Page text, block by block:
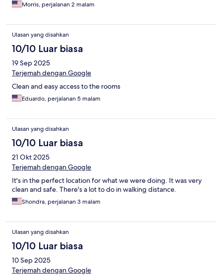
Morris, perjalanan 2 malam
Ulasan yang disahkan
10/10 Luar biasa
19 Sep 2025
Terjemah dengan Google
Clean and easy access to the rooms
Eduardo, perjalanan 5 malam
Ulasan yang disahkan
10/10 Luar biasa
21 Okt 2025
Terjemah dengan Google
It's in the perfect location for what we were doing. It was very
clean and safe. There's a lot to do in walking distance.
Shondra, perjalanan 3 malam
Ulasan yang disahkan
10/10 Luar biasa
10 Sep 2025
Terjemah dengan Google